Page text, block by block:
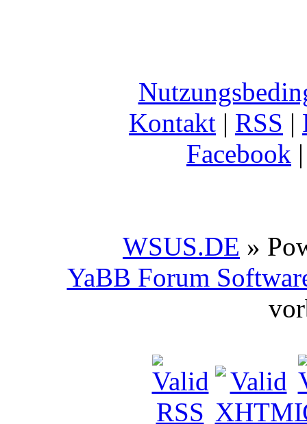
Kontakt | RSS |
Facebook
WSUS.DE »
YaBB Forum